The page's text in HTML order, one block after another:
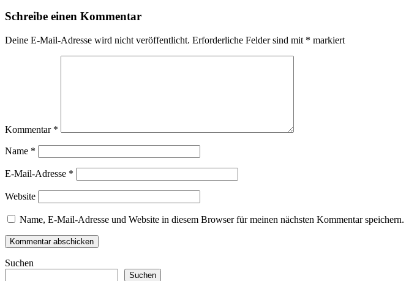
Schreibe einen Kommentar
Deine E-Mail-Adresse wird nicht veröffentlicht. Erforderliche Felder sind mit * markiert
Kommentar *
Name *
E-Mail-Adresse *
Website
Name, E-Mail-Adresse und Website in diesem Browser für meinen nächsten Kommentar speichern.
Suchen
Suchen